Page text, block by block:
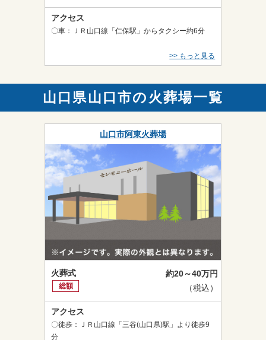
アクセス
〇車：ＪＲ山口線「仁保駅」からタクシー約6分
>> もっと見る
山口県山口市の火葬場一覧
山口市阿東火葬場
火葬式
総額
約20～40万円
（税込）
アクセス
〇徒歩：ＪＲ山口線「三谷(山口県)駅」より徒歩9
分